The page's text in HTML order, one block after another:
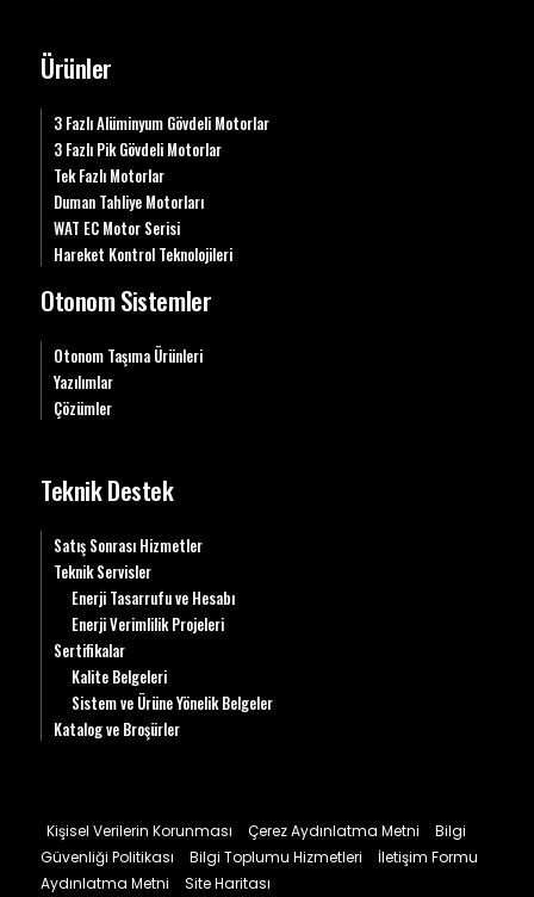
Ürünler
3 Fazlı Alüminyum Gövdeli Motorlar
3 Fazlı Pik Gövdeli Motorlar
Tek Fazlı Motorlar
Duman Tahliye Motorları
WAT EC Motor Serisi
Hareket Kontrol Teknolojileri
Otonom Sistemler
Otonom Taşıma Ürünleri
Yazılımlar
Çözümler
Teknik Destek
Satış Sonrası Hizmetler
Teknik Servisler
Enerji Tasarrufu ve Hesabı
Enerji Verimlilik Projeleri
Sertifikalar
Kalite Belgeleri
Sistem ve Ürüne Yönelik Belgeler
Katalog ve Broşürler
Kişisel Verilerin Korunması Çerez Aydınlatma Metni
Bilgi
Güvenliği Politikası
Bilgi Toplumu Hizmetleri
İletişim Formu
Aydınlatma Metni
Site Haritası